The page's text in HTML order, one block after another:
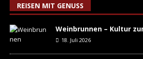
REISEN MIT GENUSS
Weinbrunnen – Kultur
18. Juli 2026